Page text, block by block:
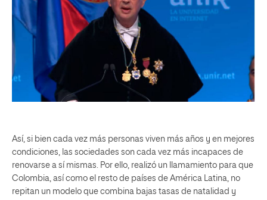
Así, si bien cada vez más personas viven más años y en mejores
condiciones, las sociedades son cada vez más incapaces de
renovarse a sí mismas. Por ello, realizó un llamamiento para que
Colombia, así como el resto de países de América Latina, no
repitan un modelo que combina bajas tasas de natalidad y